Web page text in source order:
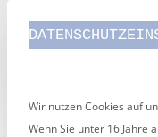
LEKTORAT
Wir nutzen Cookies auf
Wenn Sie unter 16 Jahre